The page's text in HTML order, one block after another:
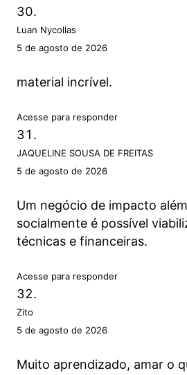
Luan Nycollas
5 de agosto de 2026
material incrível.
Acesse para responder
JAQUELINE SOUSA DE FREITAS
5 de agosto de 2026
Um negócio de impacto
socialmente é possível
técnicas e financeiras.
Acesse para responder
Zito
5 de agosto de 2026
Muito aprendizado, amar o